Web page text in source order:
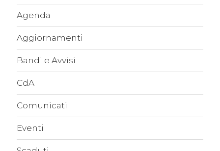
Agenda
Aggiornamenti
Bandi e Avvisi
CdA
Comunicati
Eventi